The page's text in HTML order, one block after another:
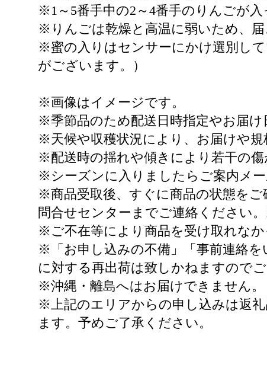
※1～5番手中の2～4番手のりんごが入
※りんごは乾燥と高温に弱いため、
※蜜の入りはセンサーにかけ選別し
がございます。）
※画像はイメージです。
※季節品のため配送日時指定やお届
※天候や収穫状況により、お届けや規
※配送時の揺れや傾きにより若干の傷
※シーズンに入りましたらご案内メ
※商品受取後、すぐに商品の状態を
問合せセンターまでご連絡ください
※ご不在等により商品を受け取れなか
※「お申し込みの不備」「事前連絡を
に対する再出荷は致しかねますのでご
※沖縄・離島へはお届けできません。
※上記のエリアからの申し込みは返
ます。予めご了承ください。